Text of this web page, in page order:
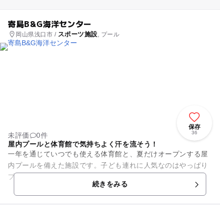
寄島B&G海洋センター
岡山県浅口市 / スポーツ施設 , プール
保存
36
未評価
0件
屋内プールと体育館で気持ちよく汗を流そう！
一年を通じていつでも使える体育館と、夏だけオープンする屋
内プールを備えた施設です。子ども連れに人気なのはやっぱり
プール♪ 25mプールの他にも幼児用プールがあるので、水遊び
デビューにもぴったり。...続きをみる